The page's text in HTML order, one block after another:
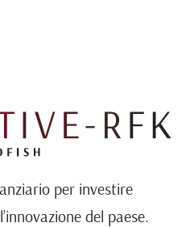
per investire
del paese.